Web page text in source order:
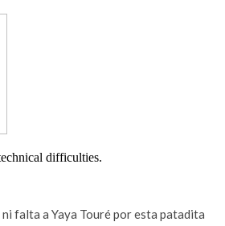
falta a Yaya Touré por esta patadita